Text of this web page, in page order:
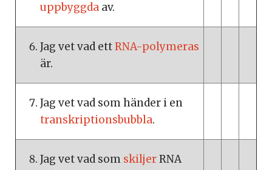
uppbyggda av.
Jag vet vad ettRNA-polymeras
är.
Jag vet vad som händer i en
transkriptionsbubbla.
Jag vet vad som skiljerRNA